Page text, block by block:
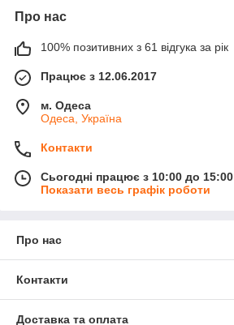
Про нас
100% позитивних з 61 відгука за рік
Працює з 12.06.2017
м. Одеса
Одеса, Україна
Контакти
Сьогодні працює з 10:00 до 15:00
Показати весь графік роботи
Про нас
Контакти
Доставка та оплата